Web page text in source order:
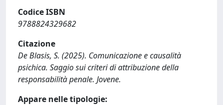
Codice ISBN
9788824329682
Citazione
De Blasis, S. (2025). Comunicazione e causalità
psichica. Saggio sui criteri di attribuzione della
responsabilità penale. Jovene.
Appare nelle tipologie: